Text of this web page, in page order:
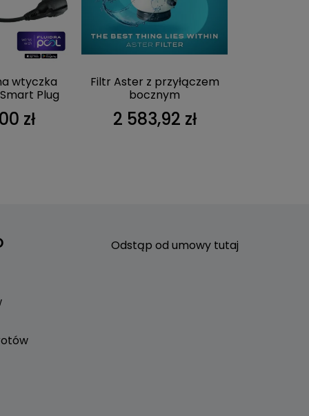
wtyczka
Plug
zł
Filtr Aster z przyłączem
bocznym
2 583,92 zł
Odstąp od umowy tutaj